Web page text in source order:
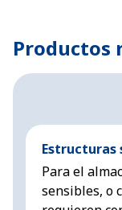
Productos
Estructuras
Para el
sensibles, o